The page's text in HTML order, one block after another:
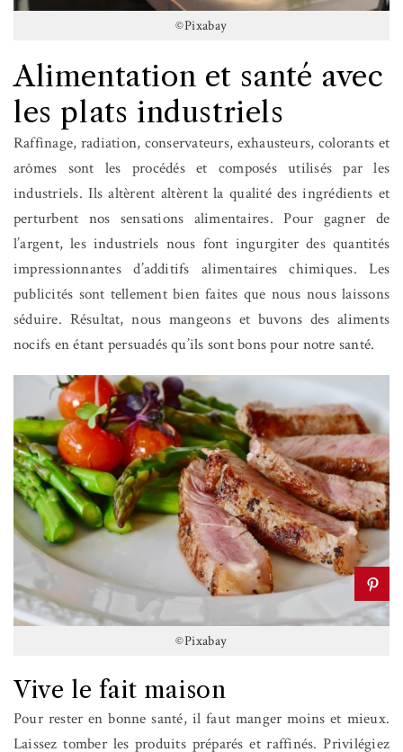
©Pixabay
Alimentation et santé avec
les plats industriels
Raffinage, radiation, conservateurs, exhausteurs, colorants et
arômes sont les procédés et composés utilisés par les
industriels. Ils altèrent altèrent la qualité des ingrédients et
perturbent nos sensations alimentaires. Pour gagner de
l’argent, les industriels nous font ingurgiter des quantités
impressionnantes d’additifs alimentaires chimiques. Les
publicités sont tellement bien faites que nous nous laissons
séduire. Résultat, nous mangeons et buvons des aliments
nocifs en étant persuadés qu’ils sont bons pour notre santé.
©Pixabay
Vive le fait maison
Pour rester en bonne santé, il faut manger moins et mieux.
Laissez tomber les produits préparés et raffinés. Privilégiez